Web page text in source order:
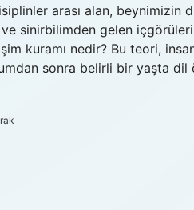
arası alan, beynimizin
sinirbilimden gelen
kuramı nedir? Bu teori,
sonra belirli bir yaşta dil